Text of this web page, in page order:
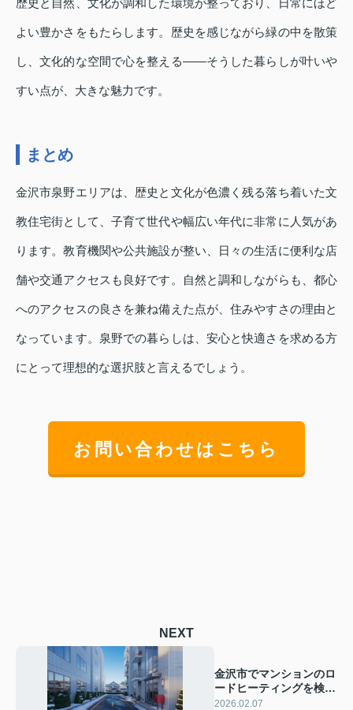
よい豊かさをもたらします。歴史を感じながら緑の中を散策
し、文化的な空間で心を整える――そうした暮らしが叶いや
すい点が、大きな魅力です。
まとめ
金沢市泉野エリアは、歴史と文化が色濃く残る落ち着いた文
教住宅街として、子育て世代や幅広い年代に非常に人気があ
ります。教育機関や公共施設が整い、日々の生活に便利な店
舗や交通アクセスも良好です。自然と調和しながらも、都心
へのアクセスの良さを兼ね備えた点が、住みやすさの理由と
なっています。泉野での暮らしは、安心と快適さを求める方
にとって理想的な選択肢と言えるでしょう。
お問い合わせはこちら
NEXT
金沢市でマンションのロ
ードヒーティングを検討
中の方必見！メリットや
2026.02.07